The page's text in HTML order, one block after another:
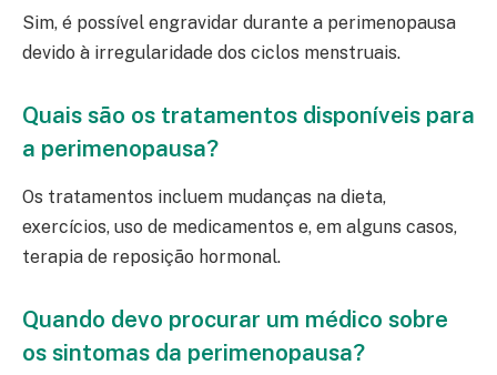
Sim, é possível engravidar durante a perimenopausa
devido à irregularidade dos ciclos menstruais.
Quais são os tratamentos disponíveis para
a perimenopausa?
Os tratamentos incluem mudanças na dieta,
exercícios, uso de medicamentos e, em alguns casos,
terapia de reposição hormonal.
Quando devo procurar um médico sobre
os sintomas da perimenopausa?